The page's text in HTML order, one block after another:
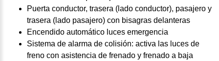
Puerta conductor, trasera (lado conductor), pasajero y
trasera (lado pasajero) con bisagras delanteras
Encendido automático luces emergencia
Sistema de alarma de colisión: activa las luces de
freno con asistencia de frenado y frenado a baja